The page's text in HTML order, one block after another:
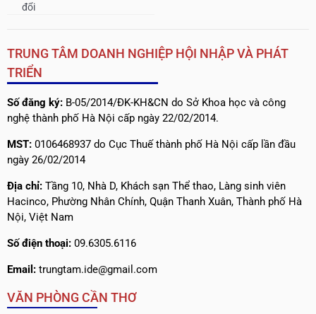
đổi
TRUNG TÂM DOANH NGHIỆP HỘI NHẬP VÀ PHÁT
TRIỂN
Số đăng ký: B-05/2014/ĐK-KH&CN do Sở Khoa học và công
nghệ thành phố Hà Nội cấp ngày 22/02/2014.
MST: 0106468937 do Cục Thuế thành phố Hà Nội cấp lần đầu
ngày 26/02/2014
Địa chỉ: Tầng 10, Nhà D, Khách sạn Thể thao, Làng sinh viên
Hacinco, Phường Nhân Chính, Quận Thanh Xuân, Thành phố Hà
Nội, Việt Nam
Số điện thoại: 09.6305.6116
Email: trungtam.ide@gmail.com
VĂN PHÒNG CẦN THƠ